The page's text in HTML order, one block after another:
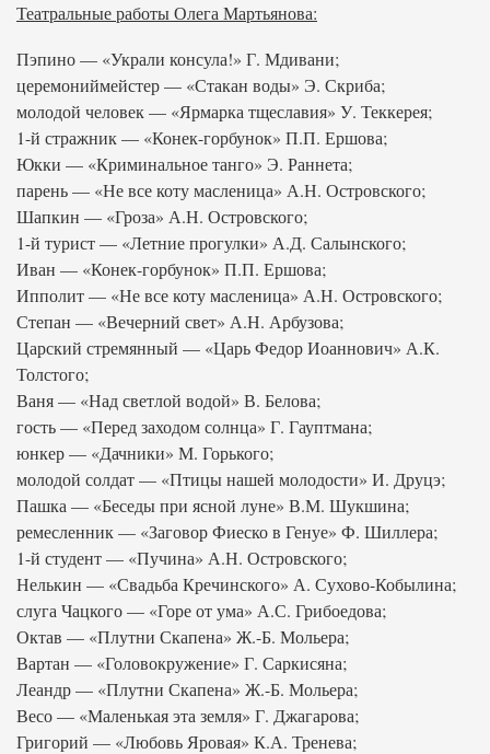
Театральные работы Олега Мартьянова:
Пэпино — «Украли консула!» Г. Мдивани;
церемониймейстер — «Стакан воды» Э. Скриба;
молодой человек — «Ярмарка тщеславия» У. Теккерея;
1-й стражник — «Конек-горбунок» П.П. Ершова;
Юкки — «Криминальное танго» Э. Раннета;
парень — «Не все коту масленица» А.Н. Островского;
Шапкин — «Гроза» А.Н. Островского;
1-й турист — «Летние прогулки» А.Д. Салынского;
Иван — «Конек-горбунок» П.П. Ершова;
Ипполит — «Не все коту масленица» А.Н. Островского;
Степан — «Вечерний свет» А.Н. Арбузова;
Царский стремянный — «Царь Федор Иоаннович» А.К.
Толстого;
Ваня — «Над светлой водой» В. Белова;
гость — «Перед заходом солнца» Г. Гауптмана;
юнкер — «Дачники» М. Горького;
молодой солдат — «Птицы нашей молодости» И. Друцэ;
Пашка — «Беседы при ясной луне» В.М. Шукшина;
ремесленник — «Заговор Фиеско в Генуе» Ф. Шиллера;
1-й студент — «Пучина» А.Н. Островского;
Нелькин — «Свадьба Кречинского» А. Сухово-Кобылина;
слуга Чацкого — «Горе от ума» А.С. Грибоедова;
Октав — «Плутни Скапена» Ж.-Б. Мольера;
Вартан — «Головокружение» Г. Саркисяна;
Леандр — «Плутни Скапена» Ж.-Б. Мольера;
Весо — «Маленькая эта земля» Г. Джагарова;
Григорий — «Любовь Яровая» К.А. Тренева;